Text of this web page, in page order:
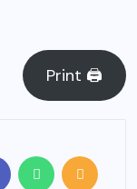
Print 🖨